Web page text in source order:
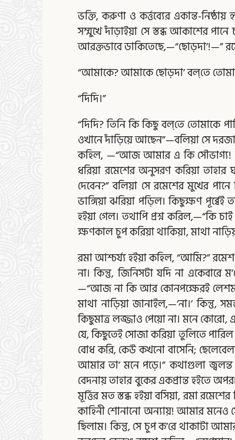
ভক্তি, করুণা ও কর্ত্তব্যের একান্ত-
সম্মুখে দাঁড়াইয়া সে স্তব্ধ আকাশের
আরক্তভাবে ডাকিতেছে,—“ছোড়দা’!—”
“আমাকে? আমাকে ছোড়দা’ বল্‌তে
“দিদি।”
“দিদি? তিনি কি কিছু বল্‌তে তোমাকে
ওখানে দাঁড়িয়ে আছেন”—বলিয়া সে
কহিল, —“আজ আমার এ কি সৌভাগ্য!
ধরিয়া রমেশের অনুসরণ করিয়া
দেবেন?” বলিয়া সে রমেশের মুখের পানে
ভাঙ্গিয়া ঝরিয়া পড়িল। কিছুক্ষণ
হইয়া গেল। তথাপি প্রশ্ন করিল,—“কি
ক্ষণকাল চুপ করিয়া থাকিয়া, মাথা
রমা আশ্চর্য্য হইয়া কহিল, “আমি?”
না। কিন্তু, জিনিসটা যদি না
—“আজ না কি আর কোনপক্ষেরই
মাথা নাড়িয়া জানাইল,—‘না।’
কিছুমাত্র লজ্জাও পেয়ো না। মনে কোরো,
যে, কিছুতেই সোজা করিয়া তুলিতে
বোধ করি, কেউ কখনো বাসেনি;
আমার তা’ মনে পড়ে।” কথাগুলা
বেদনায় তাহার বুকের একপ্রান্ত হইতে
মূর্ত্তির মত স্তব্ধ হইয়া বসিয়া, রমা
কাহিনী শোনানো অন্যায়! আমার মনেও
ছিলাম। কিন্তু, সে চুপ ক’রে থাকাটা